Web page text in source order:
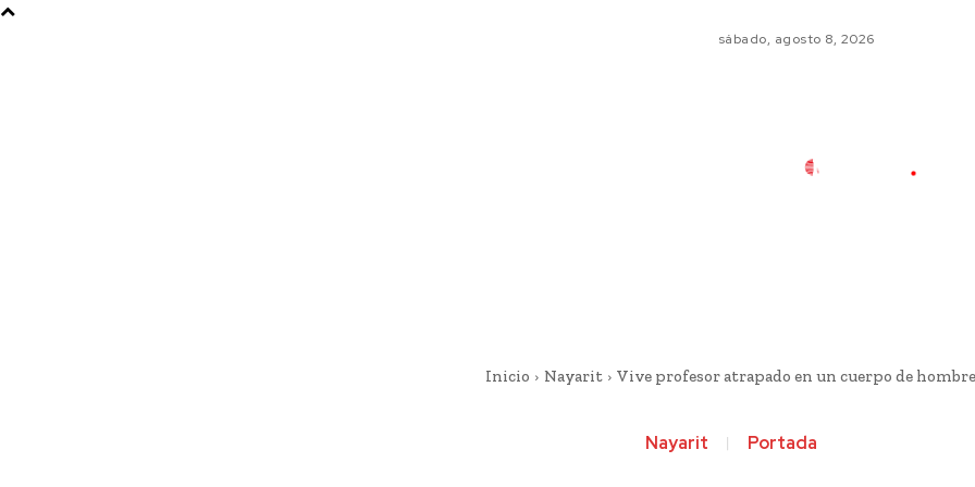
sábado, agosto 8, 2026
Inicio Nayarit Vive profesor atrapado en un cuerpo de hombre
Nayarit Portada